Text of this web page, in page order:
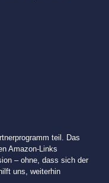
teil. Das
Amazon-Links
– ohne, dass sich der
uns, weiterhin